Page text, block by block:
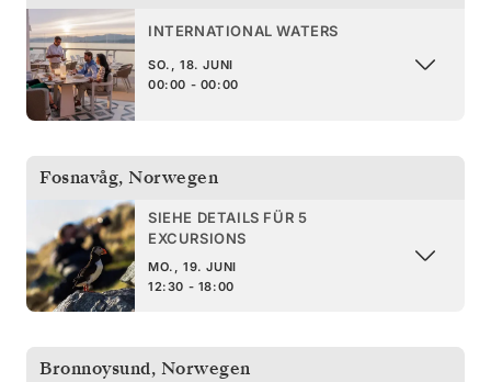
INTERNATIONAL WATERS
SO., 18. JUNI
00:00 - 00:00
Fosnavåg, Norwegen
SIEHE DETAILS FÜR 5
EXCURSIONS
MO., 19. JUNI
12:30 - 18:00
Bronnoysund, Norwegen